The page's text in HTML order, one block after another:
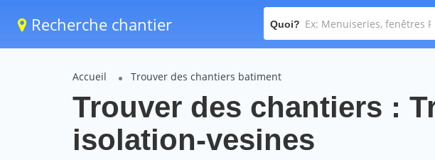
Recherche chantier Quoi?
Accueil Trouver des chantiers batiment
Trouver des chantiers :
isolation-vesines